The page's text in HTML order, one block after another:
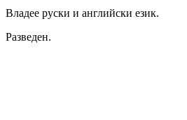
Владее руски и английски език.
Разведен.